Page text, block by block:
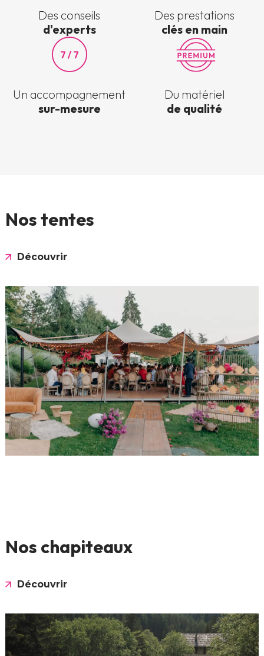
Des conseils
d'experts
Des prestations
clés en main
Un accompagnement
sur-mesure
Du matériel
de qualité
Nos tentes
Découvrir
Nos chapiteaux
Découvrir